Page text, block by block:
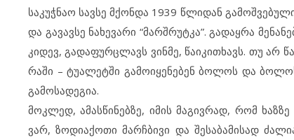
საკუჭნაო სავსე მქონდა 1939 წლიდან
და გავავსე ნახევარი “მარშრუტკა”. გადაყრა
კიდევ, გადაფურცლავს ვინმე, წაიკითხავს. თუ არ
რაში – ტუალეტში გამოიყენებენ ბოლოს და
გამოსადეგია.
მოკლედ, ამასწინებზე, იმის მაგივრად, რომ
ვარ, ზოდიაქოთი მარჩბივი და შესაბამისად